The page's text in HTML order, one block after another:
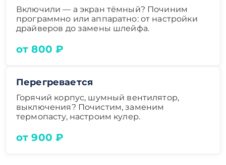
Включили — а экран тёмный? Починим
программно или аппаратно: от настройки
драйверов до замены шлейфа.
от 800 ₽
Перегревается
Горячий корпус, шумный вентилятор,
выключения? Почистим, заменим
термопасту, настроим кулер.
от 900 ₽